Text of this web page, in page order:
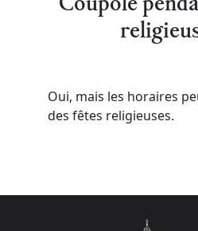
Oui, mais les horaires
des fêtes religieuses.